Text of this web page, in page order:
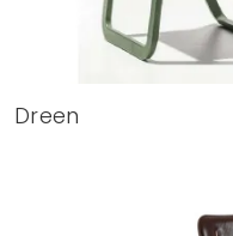
Dreen